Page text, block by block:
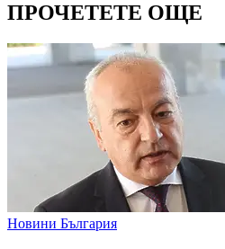
ПРОЧЕТЕТЕ ОЩЕ
Новини България